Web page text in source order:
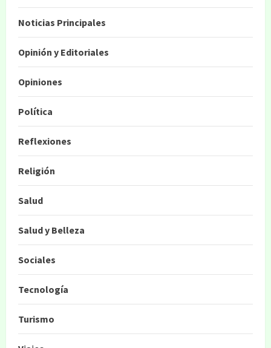
Noticias Principales
Opinión y Editoriales
Opiniones
Política
Reflexiones
Religión
Salud
Salud y Belleza
Sociales
Tecnología
Turismo